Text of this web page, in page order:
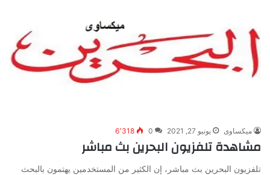
ميكساوى يونيو 27, 2021 0 6٬318
مشاهدة تلفزيون البحرين بث مباشر
تلفزيون البحرين بث مباشر، إن الكثير من المستخدمين يهتمون بالبحث